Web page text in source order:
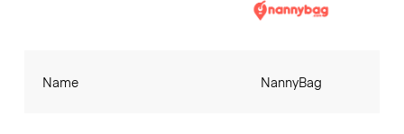
Name NannyBag